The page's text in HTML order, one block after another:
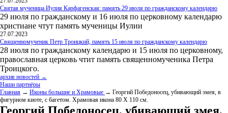
Святая мученица Иулия Карфагенская: память 29 июля по гражданскому календарю
29 июля по гражданскому и 16 июля по церковному календарю
христиане чтут память мученицы Иулии
27.07.2023
Священномученик Петр Троицкий, память 15 июля по гражданскому календарю
28 июля по гражданскому календарю и 15 июля по церковному,
православная церковь чтит память священномученика Петра
Троицкого.
архив новостей →
Наши партнёры
Главная → Иконы большие и Храмовые → Георгий Победоносец, убивающий змея, в
фигурном киоте, с багетом. Храмовая икона 80 Х 110 см.